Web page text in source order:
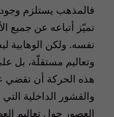
فالمذهب يستلزم
تميّز أتباعه عن جميع
نفسه. ولكن الوهابية
وتعاليم مستقلّة، بل
هذه الحركة أن تقضي
والقشور الداخلية
العصور حول تعاليم